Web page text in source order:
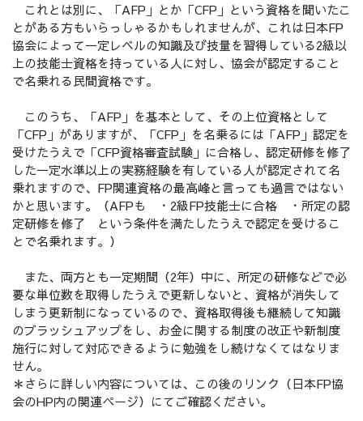
これとは別に、「AFP」とか「CFP」という資格を聞いたこ
とがある方もいらっしゃるかもしれませんが、これは日本FP
協会によって一定レベルの知識及び技量を習得している2級以
上の技能士資格を持っている人に対し、協会が認定すること
で名乗れる民間資格です。
このうち、「AFP」を基本として、その上位資格として
「CFP」がありますが、「CFP」を名乗るには「AFP」認定を
受けたうえで「CFP資格審査試験」に合格し、認定研修を修了
した一定水準以上の実務経験を有している人が認定されて名
乗れますので、FP関連資格の最高峰と言っても過言ではない
かと思います。（AFPも ・2級FP技能士に合格 ・所定の認
定研修を修了 という条件を満たしたうえで認定を受けるこ
とで名乗れます。）
また、両方とも一定期間（2年）中に、所定の研修などで必
要な単位数を取得したうえで更新しないと、資格が消失して
しまう更新制になっているので、資格取得後も継続して知識
のブラッシュアップをし、お金に関する制度の改正や新制度
施行に対して対応できるように勉強をし続けなくてはなりま
せん。
＊さらに詳しい内容については、この後のリンク（日本FP協
会のHP内の関連ページ）にてご確認ください。